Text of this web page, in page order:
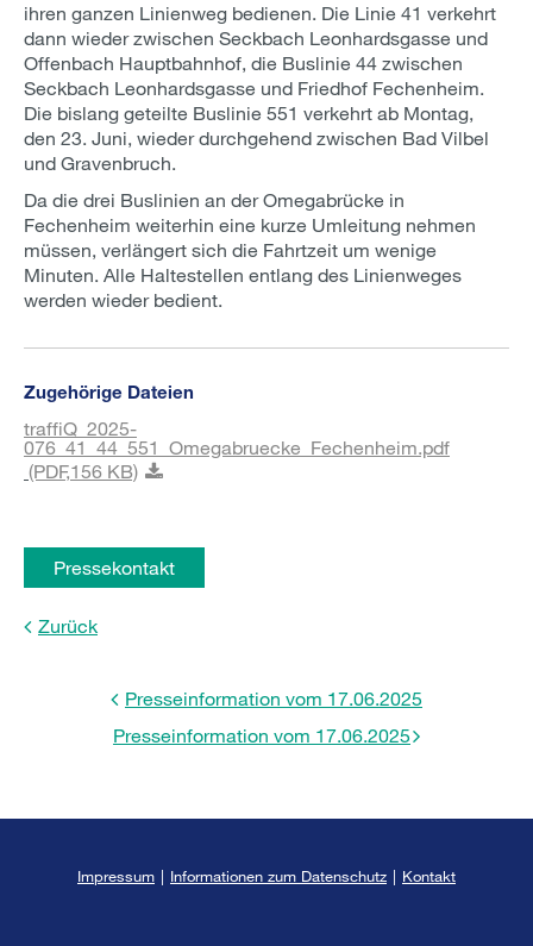
ihren ganzen Linienweg bedienen. Die Linie 41 verkehrt
dann wieder zwischen Seckbach Leonhardsgasse und
Offenbach Hauptbahnhof, die Buslinie 44 zwischen
Seckbach Leonhardsgasse und Friedhof Fechenheim.
Die bislang geteilte Buslinie 551 verkehrt ab Montag,
den 23. Juni, wieder durchgehend zwischen Bad Vilbel
und Gravenbruch.
Da die drei Buslinien an der Omegabrücke in
Fechenheim weiterhin eine kurze Umleitung nehmen
müssen, verlängert sich die Fahrtzeit um wenige
Minuten. Alle Haltestellen entlang des Linienweges
werden wieder bedient.
Zugehörige Dateien
traffiQ_2025-
076_41_44_551_Omegabruecke_Fechenheim.pdf
(PDF,156 KB)
Pressekontakt
Zurück
Presseinformation vom 17.06.2025
Presseinformation vom 17.06.2025
Impressum | Informationen zum Datenschutz | Kontakt